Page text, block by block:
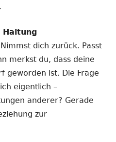
Haltung
dich zurück. Passt
merkst du, dass deine
geworden ist. Die Frage
eigentlich –
anderer? Gerade
zur